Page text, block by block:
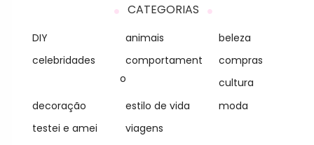
CATEGORIAS
DIY animais
beleza
celebridades
comportament
o
compras
cultura
decoração
estilo de vida
moda
testei e amei
viagens